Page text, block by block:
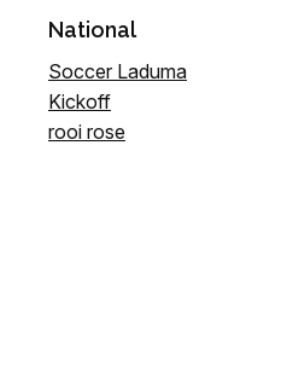
National
Soccer Laduma
Kickoff
rooi rose